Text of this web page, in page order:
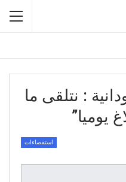
: نتلقى ما
استقصاءات